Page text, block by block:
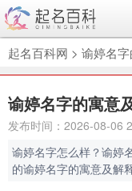
起名百科网 > 谕婷名
谕婷名字的寓意
发布时间：2026-08-06
谕婷名字怎么样？谕婷
的谕婷名字的寓意及解